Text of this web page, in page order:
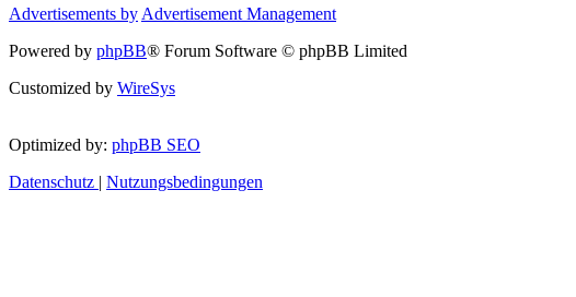
Advertisements by Advertisement Management
Powered by phpBB® Forum Software © phpBB Limited
Customized by WireSys
Optimized by: phpBB SEO
Datenschutz | Nutzungsbedingungen